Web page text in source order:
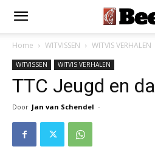
Home WITVISSEN WITVIS VERHALEN
WITVISSEN WITVIS VERHALEN
TTC Jeugd en
Door Jan van Schendel -